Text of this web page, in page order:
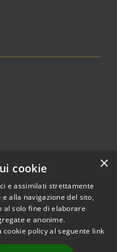
© 2026 • Comune di
Uras • Powered by
Municipium•Accesso
×
cookie
e assimilati strettamente
alla navigazione del sito,
al solo fine di elaborare
e anonime.
policy al seguente link